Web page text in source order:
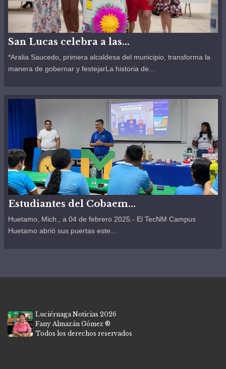
San Lucas celebra a las...
*Aralia Saucedo, primera alcaldesa del municipio, transforma la
manera de gobernar y festejarLa historia de...
Estudiantes del Cobaem...
Huetamo, Mich., a 04 de febrero 2025.- El TecNM Campus
Huetamo abrió sus puertas este...
Luciérnaga Noticias 2026
Fany Almazán Gómez ®
Todos los derechos reservados